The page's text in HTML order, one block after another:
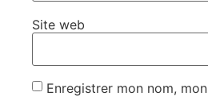
Site web
Enregistrer mon nom,